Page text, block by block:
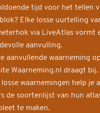
tijd voor het tellen
Elke losse uurtelling
via LiveAtlas vormt
aanvulling.
aanvullende waarneming
Waarneming.nl draagt bij.
waarnemingen help je
de soortenlijst van hun
te maken.